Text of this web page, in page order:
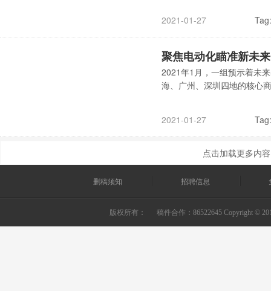
2021-01-27 Tag:
聚焦电动化瞄准新未
2021年1月，一组预示着未
海、广州、深圳四地的核心
2021-01-27 Tag:
点击加载更多内容
删稿须知 招聘信息
版权所有： 稿件合作：86522645 Copyright ©